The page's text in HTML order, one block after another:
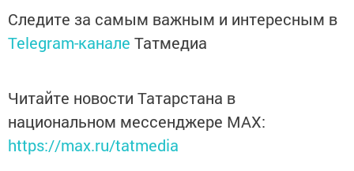
Следите за самым важным и интересным в
Telegram-канале Татмедиа
Читайте новости Татарстана в
национальном мессенджере MАХ:
https://max.ru/tatmedia